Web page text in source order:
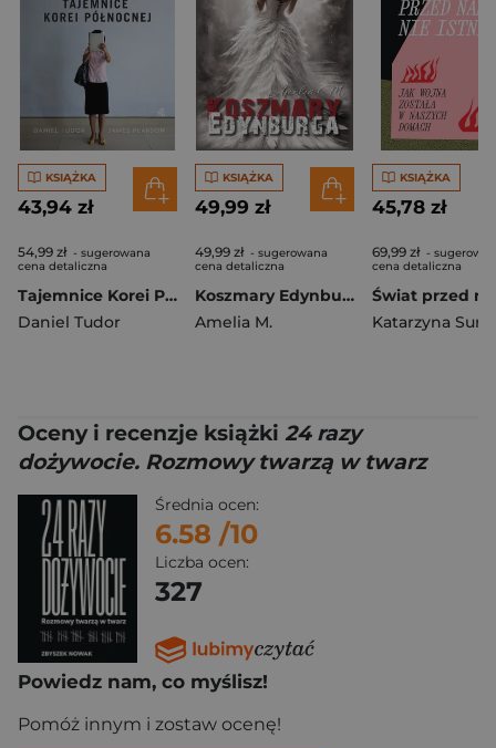
KSIĄŻKA
43,94 zł
54,99 zł - sugerowana
cena detaliczna
Tajemnice Korei Północnej
Daniel Tudor
KSIĄŻKA
49,99 zł
49,99 zł - sugerowana
cena detaliczna
Koszmary Edynburga
Amelia M.
KSIĄŻKA
45,78 zł
69,99 zł -
cena detaliczna
Oceny i recenzje książki 24 razy
dożywocie. Rozmowy twarzą w twarz
Średnia ocen:
6.58 /10
Liczba ocen:
327
Powiedz nam, co myślisz!
Pomóż innym i zostaw ocenę!